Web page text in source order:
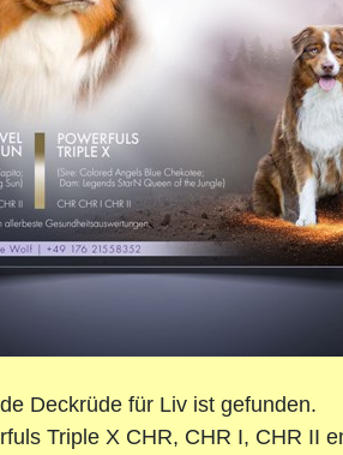
Deckrüde für Liv ist gefunden.
Triple X CHR, CHR I, CHR II